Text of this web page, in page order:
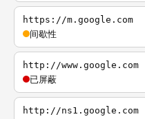
https://m.google.com
间歇性
http://www.google.com
已屏蔽
http://ns1.google.com